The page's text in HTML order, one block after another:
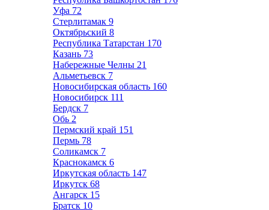
Уфа 72
Стерлитамак 9
Октябрьский 8
Республика Татарстан 170
Казань 73
Набережные Челны 21
Альметьевск 7
Новосибирская область 160
Новосибирск 111
Бердск 7
Обь 2
Пермский край 151
Пермь 78
Соликамск 7
Краснокамск 6
Иркутская область 147
Иркутск 68
Ангарск 15
Братск 10